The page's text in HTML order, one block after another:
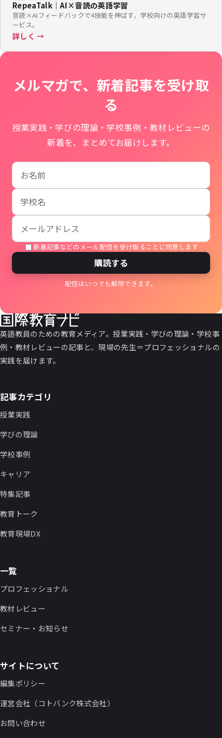
RepeaTalk｜AI×音読の英語学習
音読×AIフィードバックで4技能を伸ばす、学校向けの英語学習サ
ービス。
詳しく →
メルマガで、新着記事を受け取
る
授業実践・学びの理論・学校事例・教材レビューの
新着を、まとめてお届けします。
お名前
学校名
メールアドレス
新着記事などのメール配信を受け取ることに同意します
購読する
配信はいつでも解除できます。
英語教員のための教育メディア。授業実践・学びの理論・学校事
例・教材レビューの記事と、現場の先生＝プロフェッショナルの
実践を届けます。
記事カテゴリ
授業実践
学びの理論
学校事例
キャリア
特集記事
教育トーク
教育現場DX
一覧
プロフェッショナル
教材レビュー
セミナー・お知らせ
サイトについて
編集ポリシー
運営会社（コトバンク株式会社）
お問い合わせ